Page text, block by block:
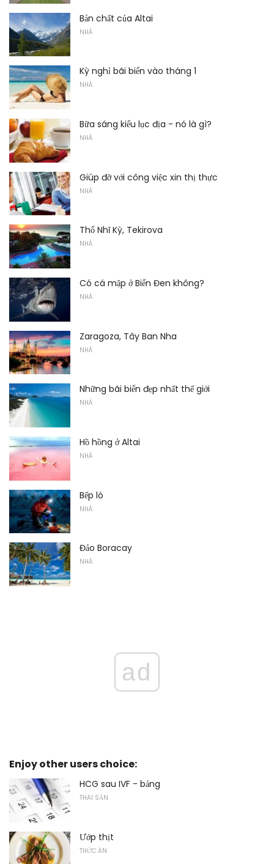
Bản chất của Altai
NHÀ
Kỳ nghỉ bãi biển vào tháng 1
NHÀ
Bữa sáng kiểu lục địa - nó là gì?
NHÀ
Giúp đỡ với công việc xin thị thực
NHÀ
Thổ Nhĩ Kỳ, Tekirova
NHÀ
Có cá mập ở Biển Đen không?
NHÀ
Zaragoza, Tây Ban Nha
NHÀ
Những bãi biển đẹp nhất thế giới
NHÀ
Hồ hồng ở Altai
NHÀ
Bếp lò
NHÀ
Đảo Boracay
NHÀ
ad
Enjoy other users choice:
HCG sau IVF - bảng
THAI SẢN
Ướp thịt
THỨC ĂN